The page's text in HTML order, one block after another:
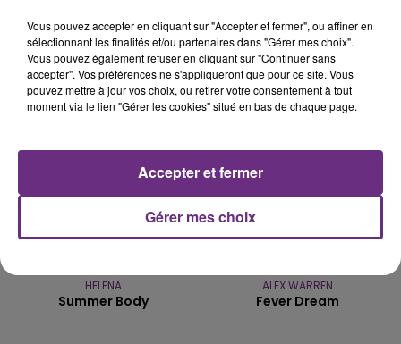
NO DOUBT
Don't Speak
OFENBACH & STARSAILOR
Four To The Floor
22h37
22h37
HELENA
Summer Body
22h34
22h34
ALEX WARREN
Fever Dream
Vous pouvez accepter en cliquant sur "Accepter et fermer", ou affiner en
sélectionnant les finalités et/ou partenaires dans "Gérer mes choix".
Vous pouvez également refuser en cliquant sur "Continuer sans
accepter". Vos préférences ne s'appliqueront que pour ce site. Vous
pouvez mettre à jour vos choix, ou retirer votre consentement à tout
moment via le lien "Gérer les cookies" situé en bas de chaque page.
Gérer mes choix
Accepter et fermer